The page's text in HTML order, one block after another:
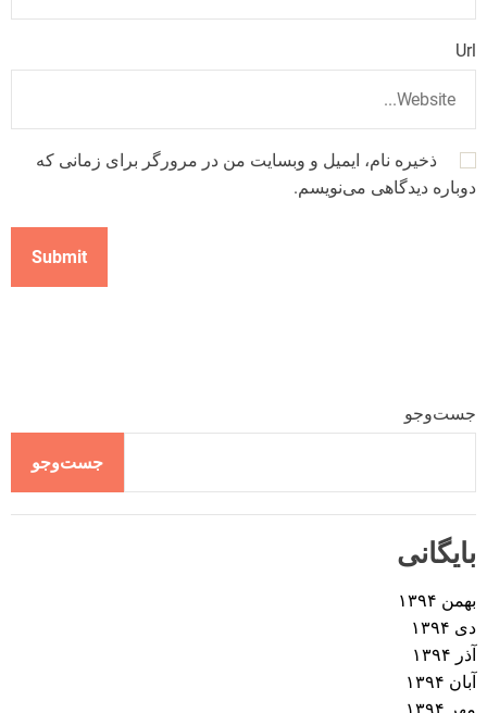
Url
ذخیره نام، ایمیل و وبسایت من در مرورگر برای زمانی که
دوباره دیدگاهی می‌نویسم.
جست‌وجو
جست‌وجو
بایگانی
بهمن ۱۳۹۴
دی ۱۳۹۴
آذر ۱۳۹۴
آبان ۱۳۹۴